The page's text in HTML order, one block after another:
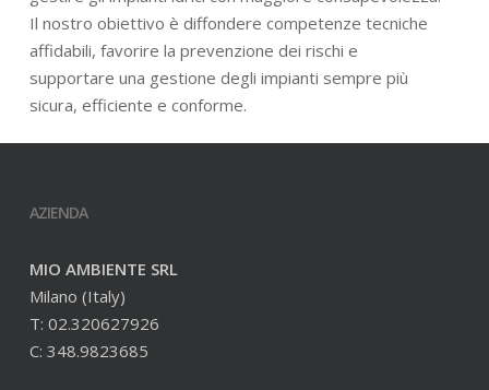
Il nostro obiettivo è diffondere competenze tecniche
affidabili, favorire la prevenzione dei rischi e
supportare una gestione degli impianti sempre più
sicura, efficiente e conforme.
AZIENDA
MIO AMBIENTE SRL
Milano (Italy)
T: 02.320627926
C: 348.9823685